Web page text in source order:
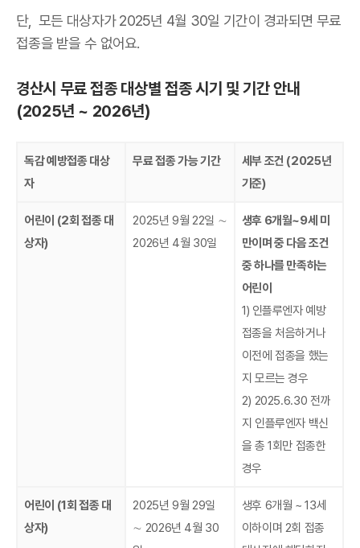
단, 모든 대상자가 2025년 4월 30일 기간이 경과되면 무료
접종을 받을 수 없어요.
경산시 무료 접종 대상별 접종 시기 및 기간 안내
(2025년 ~ 2026년)
독감 예방접종 대상
자
무료 접종 가능 기간
세부 조건 (2025년
기준)
어린이 (2회 접종 대
상자)
2025년 9월 22일 ∼
2026년 4월 30일
생후 6개월~9세 미
만이며 중 다음 조건
중 하나를 만족하는
어린이
1) 인플루엔자 예방
접종을 처음하거나
이전에 접종을 했는
지 모르는 경우
2) 2025.6.30 전까
지 인플루엔자 백신
을 총 1회만 접종한
경우
어린이 (1회 접종 대
상자)
2025년 9월 29일
∼ 2026년 4월 30
생후 6개월 ~ 13세
이하이며 2회 접종